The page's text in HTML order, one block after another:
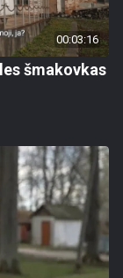
00:03:16
šmakovkas